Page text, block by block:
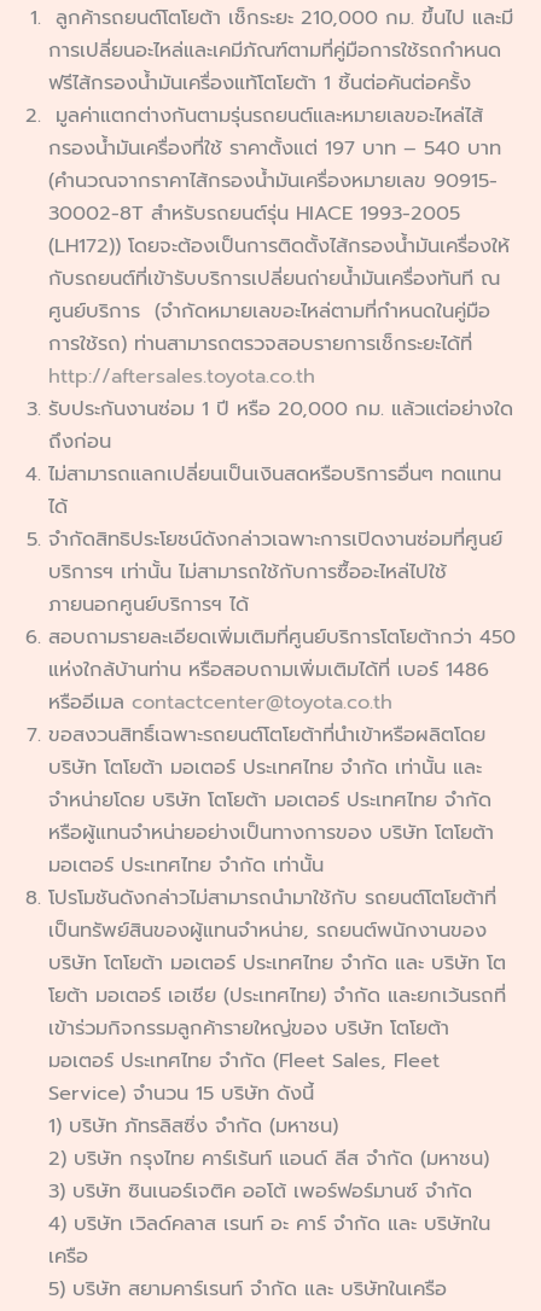
ลูกค้ารถยนต์โตโยต้า เช็กระยะ 210,000 กม. ขึ้นไป และมี
การเปลี่ยนอะไหล่และเคมีภัณฑ์ตามที่คู่มือการใช้รถกำหนด
ฟรีไส้กรองน้ำมันเครื่องแท้โตโยต้า 1 ชิ้นต่อคันต่อครั้ง
มูลค่าแตกต่างกันตามรุ่นรถยนต์และหมายเลขอะไหล่ไส้
กรองน้ำมันเครื่องที่ใช้ ราคาตั้งแต่ 197 บาท – 540 บาท
(คำนวณจากราคาไส้กรองน้ำมันเครื่องหมายเลข 90915-
30002-8T สำหรับรถยนต์รุ่น HIACE 1993-2005
(LH172)) โดยจะต้องเป็นการติดตั้งไส้กรองน้ำมันเครื่องให้
กับรถยนต์ที่เข้ารับบริการเปลี่ยนถ่ายน้ำมันเครื่องทันที ณ
ศูนย์บริการ (จำกัดหมายเลขอะไหล่ตามที่กำหนดในคู่มือ
การใช้รถ) ท่านสามารถตรวจสอบรายการเช็กระยะได้ที่
http://aftersales.toyota.co.th
รับประกันงานซ่อม 1 ปี หรือ 20,000 กม. แล้วแต่อย่างใด
ถึงก่อน
ไม่สามารถแลกเปลี่ยนเป็นเงินสดหรือบริการอื่นๆ ทดแทน
ได้
จำกัดสิทธิประโยชน์ดังกล่าวเฉพาะการเปิดงานซ่อมที่ศูนย์
บริการฯ เท่านั้น ไม่สามารถใช้กับการซื้ออะไหล่ไปใช้
ภายนอกศูนย์บริการฯ ได้
สอบถามรายละเอียดเพิ่มเติมที่ศูนย์บริการโตโยต้ากว่า 450
แห่งใกล้บ้านท่าน หรือสอบถามเพิ่มเติมได้ที่ เบอร์ 1486
หรืออีเมล contactcenter@toyota.co.th
ขอสงวนสิทธิ์เฉพาะรถยนต์โตโยต้าที่นำเข้าหรือผลิตโดย
บริษัท โตโยต้า มอเตอร์ ประเทศไทย จำกัด เท่านั้น และ
จำหน่ายโดย บริษัท โตโยต้า มอเตอร์ ประเทศไทย จำกัด
หรือผู้แทนจำหน่ายอย่างเป็นทางการของ บริษัท โตโยต้า
มอเตอร์ ประเทศไทย จำกัด เท่านั้น
โปรโมชันดังกล่าวไม่สามารถนำมาใช้กับ รถยนต์โตโยต้าที่
เป็นทรัพย์สินของผู้แทนจำหน่าย, รถยนต์พนักงานของ
บริษัท โตโยต้า มอเตอร์ ประเทศไทย จำกัด และ บริษัท โต
โยต้า มอเตอร์ เอเชีย (ประเทศไทย) จำกัด และยกเว้นรถที่
เข้าร่วมกิจกรรมลูกค้ารายใหญ่ของ บริษัท โตโยต้า
มอเตอร์ ประเทศไทย จำกัด (Fleet Sales, Fleet
Service) จำนวน 15 บริษัท ดังนี้
1) บริษัท ภัทรลิสซิ่ง จำกัด (มหาชน)
2) บริษัท กรุงไทย คาร์เร้นท์ แอนด์ ลีส จำกัด (มหาชน)
3) บริษัท ซินเนอร์เจติค ออโต้ เพอร์ฟอร์มานซ์ จำกัด
4) บริษัท เวิลด์คลาส เรนท์ อะ คาร์ จำกัด และ บริษัทใน
เครือ
5) บริษัท สยามคาร์เรนท์ จำกัด และ บริษัทในเครือ